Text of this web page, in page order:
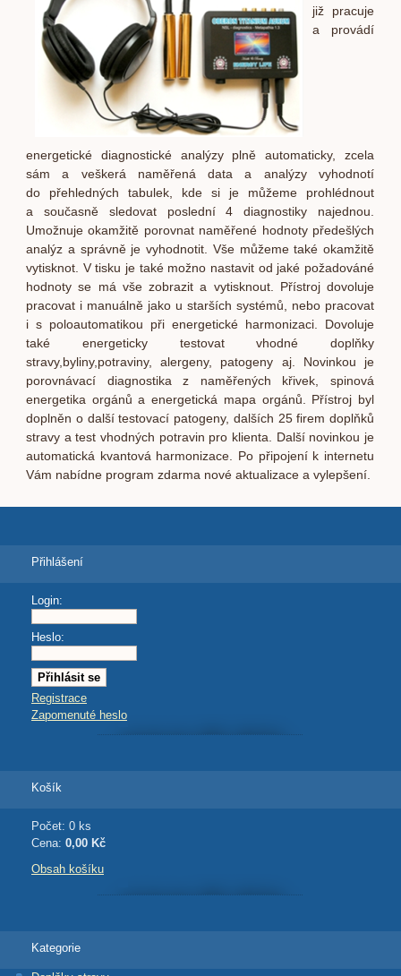
již pracuje
a provádí
energetické diagnostické analýzy plně automaticky, zcela
sám a veškerá naměřená data a analýzy vyhodnotí
do přehledných tabulek, kde si je můžeme prohlédnout
a současně sledovat poslední 4 diagnostiky najednou.
Umožnuje okamžitě porovnat naměřené hodnoty předešlých
analýz a správně je vyhodnotit. Vše můžeme také okamžitě
vytisknot. V tisku je také možno nastavit od jaké požadováné
hodnoty se má vše zobrazit a vytisknout. Přístroj dovoluje
pracovat i manuálně jako u starších systémů, nebo pracovat
i s poloautomatikou při energetické harmonizaci. Dovoluje
také energeticky testovat vhodné doplňky
stravy,byliny,potraviny, alergeny, patogeny aj. Novinkou je
porovnávací diagnostika z naměřených křivek, spinová
energetika orgánů a energetická mapa orgánů. Přístroj byl
doplněn o další testovací patogeny, dalších 25 firem doplňků
stravy a test vhodných potravin pro klienta. Další novinkou je
automatická kvantová harmonizace. Po připojení k internetu
Vám nabídne program zdarma nové aktualizace a vylepšení.
Přihlášení
Login:
Heslo:
Registrace
Zapomenuté heslo
Košík
Počet: 0 ks
Cena: 0,00 Kč
Obsah košíku
Kategorie